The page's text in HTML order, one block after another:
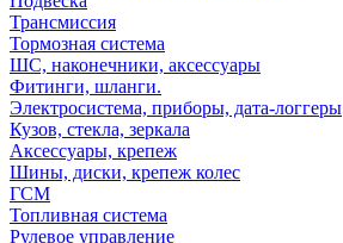
Трансмиссия
Тормозная система
ШС, наконечники, аксессуары
Фитинги, шланги.
Электросистема, приборы, дата-логгеры
Кузов, стекла, зеркала
Аксессуары, крепеж
Шины, диски, крепеж колес
ГСМ
Топливная система
Рулевое управление